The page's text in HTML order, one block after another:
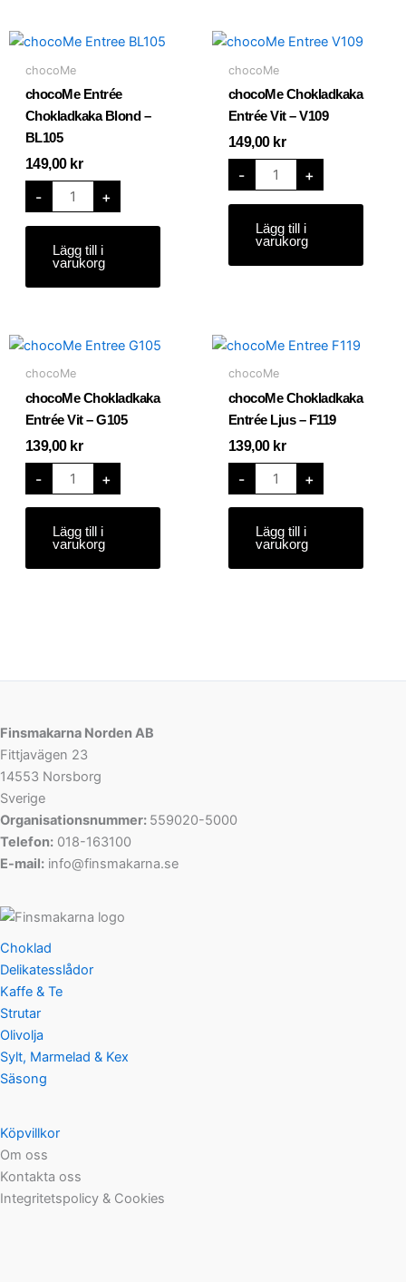
chocoMe
chocoMe Entrée
Chokladkaka Blond –
BL105
149,00 kr
-
chocoMe
Entrée
Chokladkaka
Blond
BL105
mängd
+
Lägg till i
varukorg
chocoMe
chocoMe Chokladkaka
Entrée Vit – V109
149,00 kr
-
chocoMe
Chokladkaka
Entrée
Vit
V109
mängd
+
Lägg till i
varukorg
chocoMe
chocoMe Chokladkaka
Entrée Vit – G105
139,00 kr
-
chocoMe
Chokladkaka
Entrée
Vit
G105
mängd
+
Lägg till i
varukorg
chocoMe
chocoMe Chokladkaka
Entrée Ljus – F119
139,00 kr
-
chocoMe
Chokladkaka
Entrée
Ljus
F119
mängd
+
Lägg till i
varukorg
Finsmakarna Norden AB
Fittjavägen 23
14553 Norsborg
Sverige
Organisationsnummer: 559020-5000
Telefon: 018-163100
E-mail: info@finsmakarna.se
Choklad
Delikatesslådor
Kaffe & Te
Strutar
Olivolja
Sylt, Marmelad & Kex
Säsong
Köpvillkor
Om oss
Kontakta oss
Integritetspolicy & Cookies